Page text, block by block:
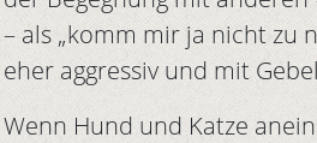
– als „komm mir ja nicht zu
eher aggressiv und mit
Wenn Hund und Katze